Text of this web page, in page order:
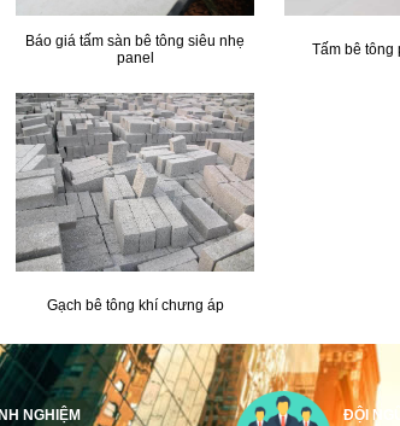
Báo giá tấm sàn bê tông siêu nhẹ
panel
Tấm bê tông
Gạch bê tông khí chưng áp
NGHIỆM ĐỘI